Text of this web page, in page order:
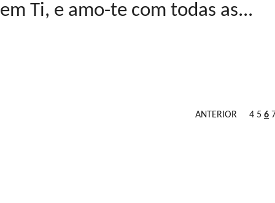
em Ti, e amo-te com todas as...
ANTERIOR 4 5 6